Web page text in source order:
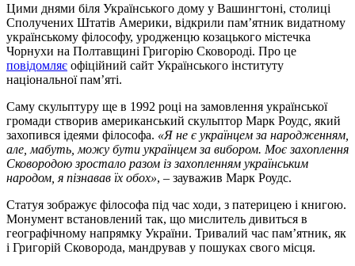
Цими днями біля Українського дому у Вашингтоні, столиці
Сполучених Штатів Америки, відкрили пам’ятник видатному
українському філософу, уродженцю козацького містечка
Чорнухи на Полтавщині Григорію Сковороді. Про це
повідомляє офіційний сайт Українського інституту
національної пам’яті.
Саму скульптуру ще в 1992 році на замовлення української
громади створив американський скульптор Марк Роудс, який
захопився ідеями філософа. «Я не є українцем за народженням,
але, мабуть, можу бути українцем за вибором. Моє захоплення
Сковородою зростало разом із захопленням українським
народом, я пізнавав їх обох», – зауважив Марк Роудс.
Статуя зображує філософа під час ходи, з патерицею і книгою.
Монумент встановлений так, що мислитель дивиться в
географічному напрямку України. Тривалий час пам’ятник, як
і Григорій Сковорода, мандрував у пошуках свого місця.